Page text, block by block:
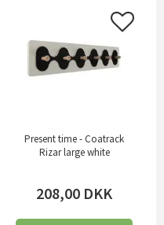
Present time - Coatrack
Rizar large white
208,00 DKK